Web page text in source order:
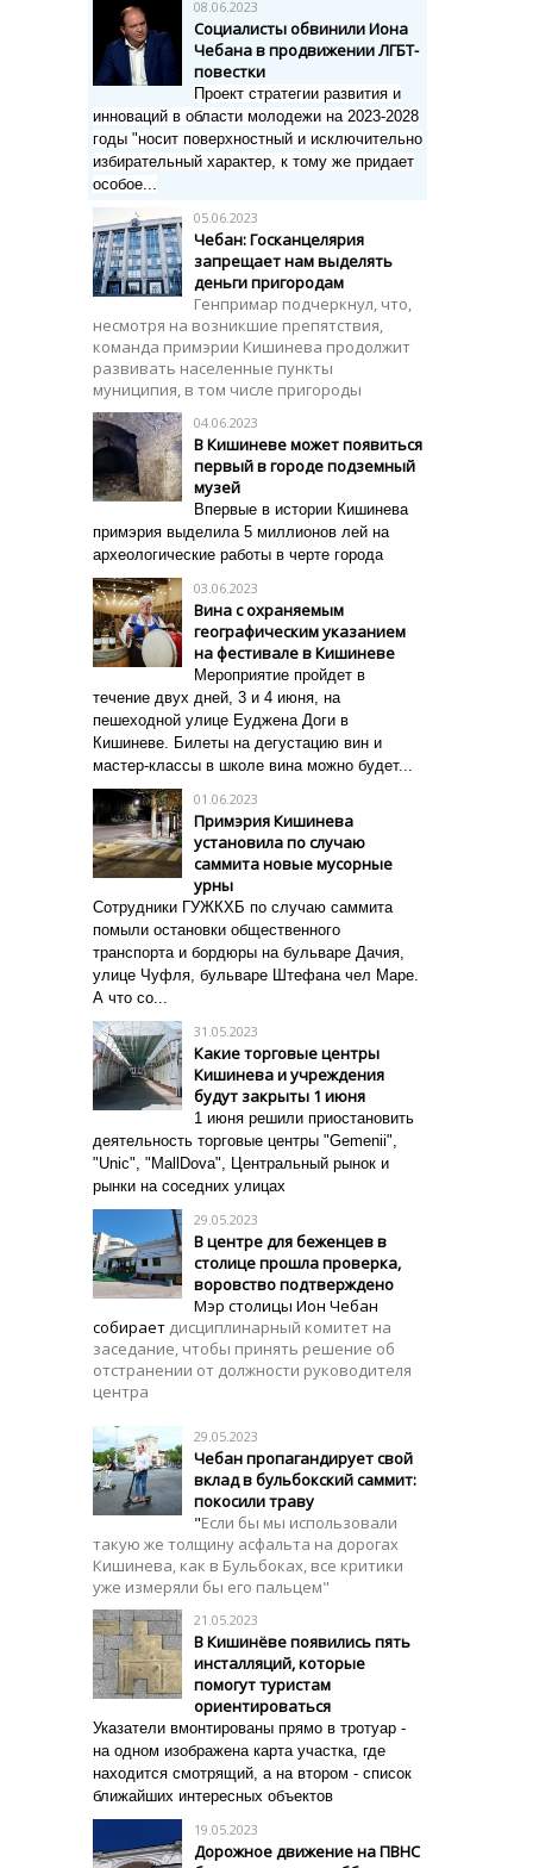
08.06.2023
Социалисты обвинили Иона
Чебана в продвижении ЛГБТ-
повестки
Проект стратегии развития и
инноваций в области молодежи на 2023-2028
годы "носит поверхностный и исключительно
избирательный характер, к тому же придает
особое...
05.06.2023
Чебан: Госканцелярия
запрещает нам выделять
деньги пригородам
Генпримар подчеркнул, что,
несмотря на возникшие препятствия,
команда примэрии Кишинева продолжит
развивать населенные пункты
муниципия, в том числе пригороды
04.06.2023
В Кишиневе может появиться
первый в городе подземный
музей
Впервые в истории Кишинева
примэрия выделила 5 миллионов лей на
археологические работы в черте города
03.06.2023
Вина с охраняемым
географическим указанием
на фестивале в Кишиневе
Мероприятие пройдет в
течение двух дней, 3 и 4 июня, на
пешеходной улице Еуджена Доги в
Кишиневе. Билеты на дегустацию вин и
мастер-классы в школе вина можно будет...
01.06.2023
Примэрия Кишинева
установила по случаю
саммита новые мусорные
урны
Сотрудники ГУЖКХБ по случаю саммита
помыли остановки общественного
транспорта и бордюры на бульваре Дачия,
улице Чуфля, бульваре Штефана чел Маре.
А что со...
31.05.2023
Какие торговые центры
Кишинева и учреждения
будут закрыты 1 июня
1 июня решили приостановить
деятельность торговые центры "Gemenii",
"Unic", "MallDova", Центральный рынок и
рынки на соседних улицах
29.05.2023
В центре для беженцев в
столице прошла проверка,
воровство подтверждено
Мэр столицы Ион Чебан
собирает дисциплинарный комитет на
заседание, чтобы принять решение об
отстранении от должности руководителя
центра
29.05.2023
Чебан пропагандирует свой
вклад в бульбокский саммит:
покосили траву
"Если бы мы использовали
такую же толщину асфальта на дорогах
Кишинева, как в Бульбоках, все критики
уже измеряли бы его пальцем"
21.05.2023
В Кишинёве появились пять
инсталляций, которые
помогут туристам
ориентироваться
Указатели вмонтированы прямо в тротуар -
на одном изображена карта участка, где
находится смотрящий, а на втором - список
ближайших интересных объектов
19.05.2023
Дорожное движение на ПВНС